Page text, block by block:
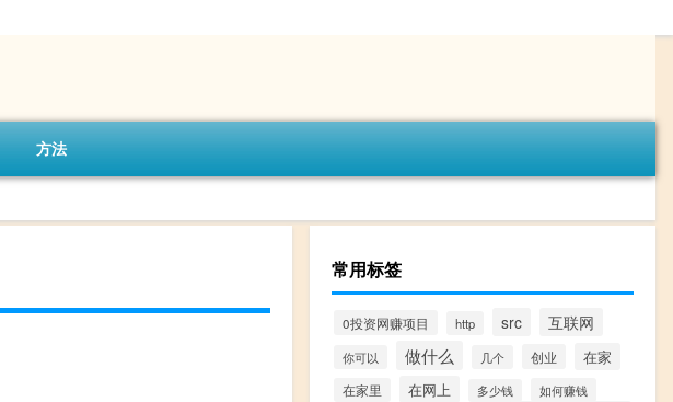
方法
常用标签
0投资网赚项目 http src 互联网
你可以 做什么 几个 创业 在家
在家里 在网上 多少钱 如何赚钱